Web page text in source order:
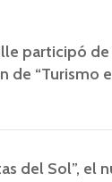
participó
de “Turismo
del Sol”, el